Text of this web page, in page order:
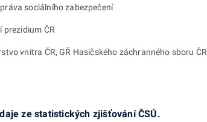
sociálního zabezpečení
prezidium ČR
vnitra ČR, GŘ Hasičského záchranného sboru ČR
ze statistických zjišťování ČSÚ.